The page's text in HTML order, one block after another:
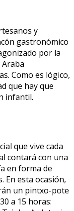
y
gastronómico
por la
Araba
Como es lógico,
que hay que
infantil.
que vive cada
contará con una
en forma de
En esta ocasión,
un pintxo-pote
a 15 horas: